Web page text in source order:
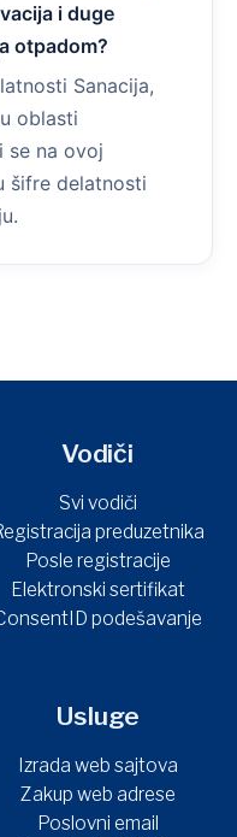
i duge
otpadom?
Sanacija,
oblasti
se na ovoj
šifre delatnosti
Vodiči
Svi vodiči
preduzetnika
Posle registracije
Elektronski sertifikat
podešavanje
Usluge
Izrada web sajtova
Zakup web adrese
Poslovni email